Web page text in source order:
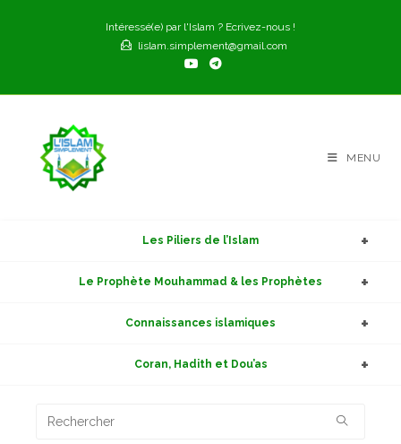
Intéressé(e) par l'Islam ? Ecrivez-nous !
lislam.simplement@gmail.com
MENU
Les Piliers de l’Islam
Le Prophète Mouhammad & les Prophètes
Connaissances islamiques
Coran, Hadith et Dou’as